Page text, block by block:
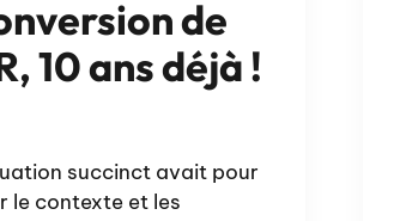
de
10 ans déjà !
succinct avait pour
le contexte et les